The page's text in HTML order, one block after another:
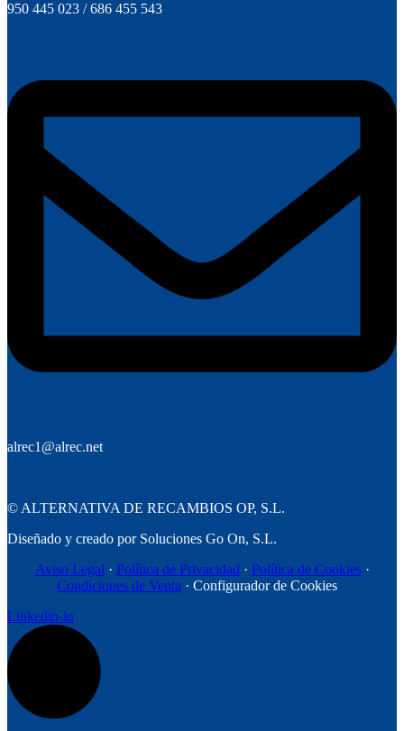
950 445 023 / 686 455 543
alrec1@alrec.net
©ALTERNATIVA DE RECAMBIOS OP, S.L.
Diseñado y creado por Soluciones Go On, S.L.
Aviso Legal· Política de Privacidad· Política de Cookies·
Condiciones de Venta· Configurador de Cookies
Linkedin-in